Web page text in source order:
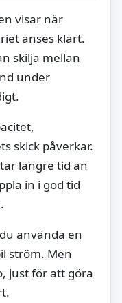
visar när
anses klart.
skilja mellan
under
skick påverkar.
längre tid än
in i god tid
använda en
ström. Men
just för att göra